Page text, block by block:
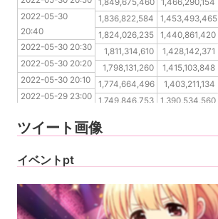
2022-05-30 20:40 1,849,675,460 1,466,290,154
2022-05-30 20:30
1,836,822,584 1,453,493,465
2022-05-30 20:20
1,824,026,235 1,440,861,420
2022-05-30 20:10
1,811,314,610 1,428,142,371
2022-05-29 23:00
1,798,131,260 1,415,103,848
2022-05-29 22:50
1,774,664,496 1,403,211,134
2022-05-29 22:40
1,749,846,753 1,390,534,560
2022-05-29 22:20
1,700,468,466 1,365,084,518
2022-05-30
20:40
2022-05-30 20:30
2022-05-30 20:20
2022-05-30 20:10
2022-05-29 23:00
2022-05-29
2022-05-29 22:30
ツイート画像
イベントpt